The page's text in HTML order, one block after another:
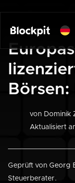
von Dominik
Aktualisiert
Geprüft von Georg
Steuerberater.